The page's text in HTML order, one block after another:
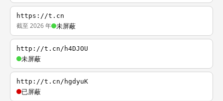
https://t.cn
截至 2026 年 未屏蔽
http://t.cn/h4DJOU
未屏蔽
http://t.cn/hgdyuK
已屏蔽